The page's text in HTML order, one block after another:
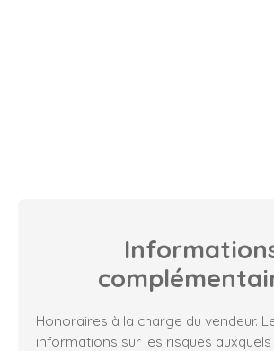
Honoraires à la charge du vendeur.
informations sur les risques